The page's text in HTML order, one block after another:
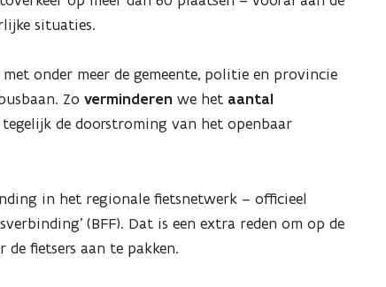
situaties.
onder meer de gemeente, politie en provincie
Zo verminderen we het aantal
de doorstroming van het openbaar
in het regionale fietsnetwerk – officieel
(BFF). Dat is een extra reden om op de
fietsers aan te pakken.